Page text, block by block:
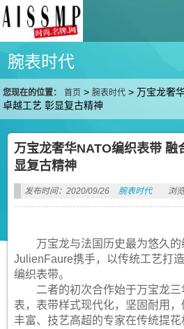
腕表时代
您现在的位置： 首页 >腕表时代 >万宝龙奢
卓越工艺 彰显复古精神
万宝龙奢华NATO编织表带 融
显复古精神
发布时间：2020/09/26 腕表时代 浏
万宝龙与法国历史最为悠久
JulienFaure携手，以传统工艺打
编织表带。
二者的初次合作始于万宝龙
表，表带样式现代化，坚固耐用
丰富、技艺高超的专家在传统提